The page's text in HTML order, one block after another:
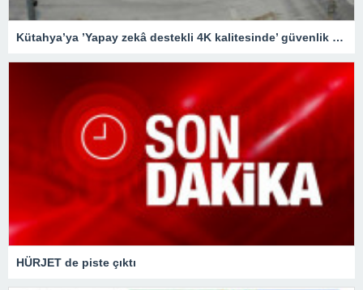
Kütahya’ya ’Yapay zekâ destekli 4K kalitesinde’ güvenlik kameraları
HÜRJET de piste çıktı